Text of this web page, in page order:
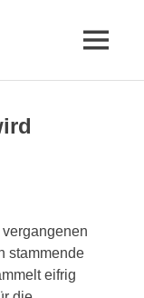
MENÜ
stammende
eifrig